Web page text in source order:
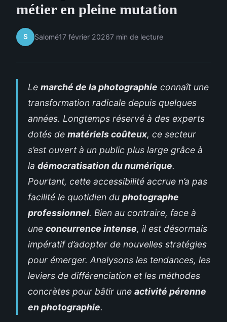
métier en pleine mutation
S Salomé17 février 20267 min de lecture
Le marché de la photographie connaît une
transformation radicale depuis quelques
années. Longtemps réservé à des experts
dotés de matériels coûteux, ce secteur
s’est ouvert à un public plus large grâce à
la démocratisation du numérique.
Pourtant, cette accessibilité accrue n’a pas
facilité le quotidien du photographe
professionnel. Bien au contraire, face à
une concurrence intense, il est désormais
impératif d’adopter de nouvelles stratégies
pour émerger. Analysons les tendances, les
leviers de différenciation et les méthodes
concrètes pour bâtir une activité pérenne
en photographie.